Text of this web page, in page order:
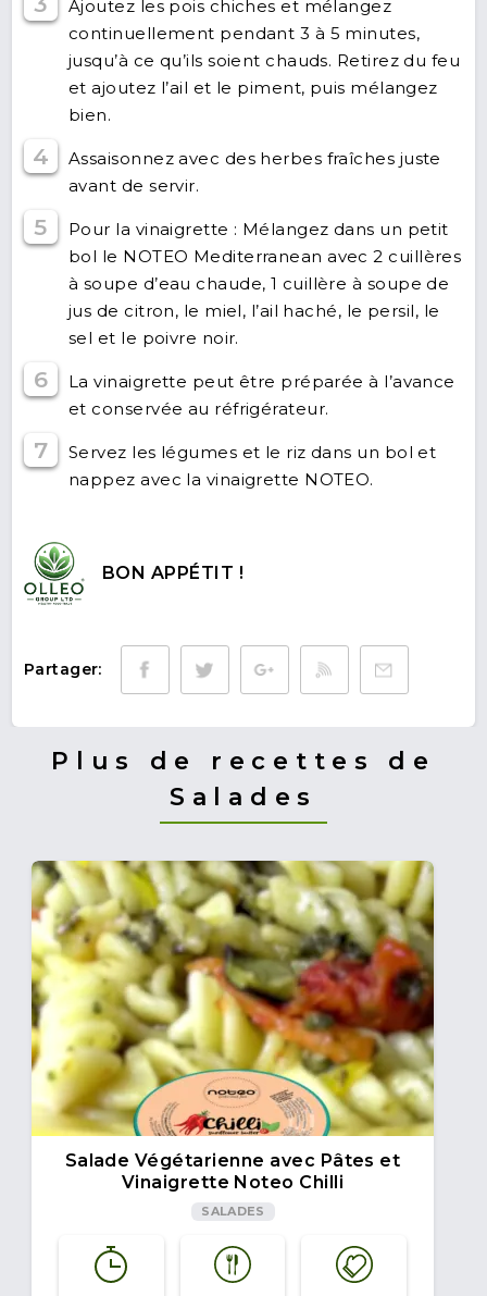
Ajoutez les pois chiches et mélangez
continuellement pendant 3 à 5 minutes,
jusqu’à ce qu’ils soient chauds. Retirez du feu
et ajoutez l’ail et le piment, puis mélangez
bien.
4
Assaisonnez avec des herbes fraîches juste
avant de servir.
5
Pour la vinaigrette : Mélangez dans un petit
bol le NOTEO Mediterranean avec 2 cuillères
à soupe d’eau chaude, 1 cuillère à soupe de
jus de citron, le miel, l’ail haché, le persil, le
sel et le poivre noir.
6
La vinaigrette peut être préparée à l’avance
et conservée au réfrigérateur.
7
Servez les légumes et le riz dans un bol et
nappez avec la vinaigrette NOTEO.
BON APPÉTIT !
Partager:
Plus de recettes de
Salades
Salade Végétarienne avec Pâtes et
Vinaigrette Noteo Chilli
SALADES